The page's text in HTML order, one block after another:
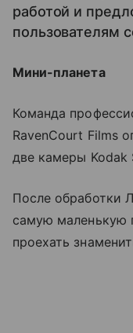
работой и
пользователям
Мини-планета
Команда
RavenCourt Films
две камеры Kodak
После обработки
самую маленькую
проехать